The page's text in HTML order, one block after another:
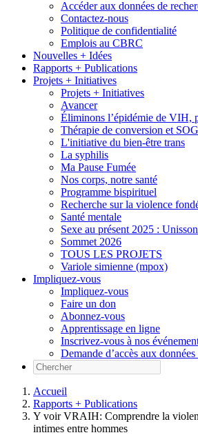
Accéder aux données de
Contactez-nous
Politique de confidentialité
Emplois au CBRC
Nouvelles + Idées
Rapports + Publications
Projets + Initiatives
Projets + Initiatives
Avancer
Éliminons l’épidémie de VIH,
Thérapie de conversion et
L'initiative du bien-être trans
La syphilis
Ma Pause Fumée
Nos corps, notre santé
Programme bispirituel
Recherche sur la violence
Santé mentale
Sexe au présent 2025 :
Sommet 2026
TOUS LES PROJETS
Variole simienne (mpox)
Impliquez-vous
Impliquez-vous
Faire un don
Abonnez-vous
Apprentissage en ligne
Inscrivez-vous à nos
Demande d’accès aux
Accueil
Rapports + Publications
Y voir VRAIH: Comprendre la
intimes entre hommes